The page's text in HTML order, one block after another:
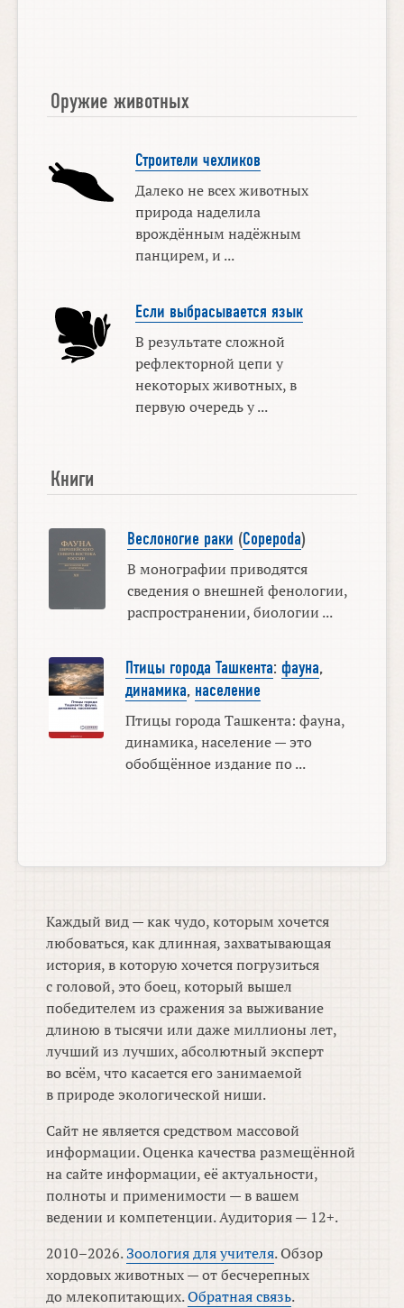
Оружие животных
Строители чехликов
Далеко не всех животных
природа наделила
врождённым надёжным
панцирем, и ...
Если выбрасывается язык
В результате сложной
рефлекторной цепи у
некоторых животных, в
первую очередь у ...
Книги
Веслоногие раки (Copepoda)
В монографии приводятся
сведения о внешней фенологии,
распространении, биологии ...
Птицы города Ташкента: фауна,
динамика, население
Птицы города Ташкента: фауна,
динамика, население — это
обобщённое издание по ...
Каждый вид — как чудо, которым хочется
любоваться, как длинная, захватывающая
история, в которую хочется погрузиться
с головой, это боец, который вышел
победителем из сражения за выживание
длиною в тысячи или даже миллионы лет,
лучший из лучших, абсолютный эксперт
во всём, что касается его занимаемой
в природе экологической ниши.
Сайт не является средством массовой
информации. Оценка качества размещённой
на сайте информации, её актуальности,
полноты и применимости — в вашем
ведении и компетенции. Аудитория — 12+.
2010–2026.Зоология для учителя. Обзор
хордовых животных — от бесчерепных
до млекопитающих.Обратная связь.